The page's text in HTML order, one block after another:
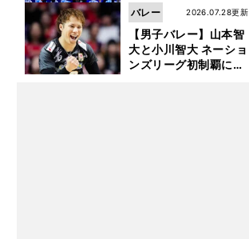
らず 五輪を目指す日本
の現在地
【男子バレー】山本智
大と小川智大 ネーショ
ンズリーグ初制覇に欠
2026.07.28更新
バレー